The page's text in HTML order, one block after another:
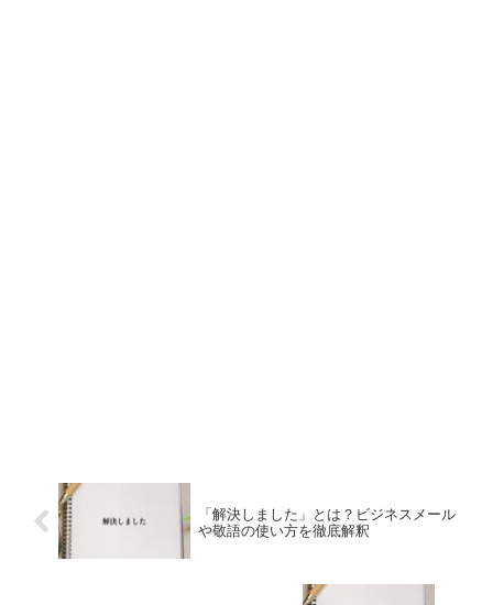
「解決しました」とは？ビジネスメール
や敬語の使い方を徹底解釈